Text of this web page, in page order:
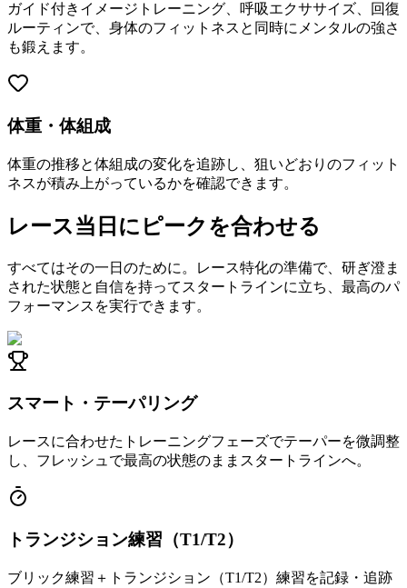
ガイド付きイメージトレーニング、呼吸エクササイズ、回復
ルーティンで、身体のフィットネスと同時にメンタルの強さ
も鍛えます。
体重・体組成
体重の推移と体組成の変化を追跡し、狙いどおりのフィット
ネスが積み上がっているかを確認できます。
レース当日にピークを合わせる
すべてはその一日のために。レース特化の準備で、研ぎ澄ま
された状態と自信を持ってスタートラインに立ち、最高のパ
フォーマンスを実行できます。
スマート・テーパリング
レースに合わせたトレーニングフェーズでテーパーを微調整
し、フレッシュで最高の状態のままスタートラインへ。
トランジション練習（T1/T2）
ブリック練習＋トランジション（T1/T2）練習を記録・追跡